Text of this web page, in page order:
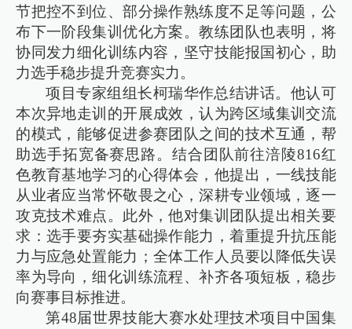
节把控不到位、部分操作熟练度不足等问题，公
布下一阶段集训优化方案。教练团队也表明，将
协同发力细化训练内容，坚守技能报国初心，助
力选手稳步提升竞赛实力。
项目专家组组长柯瑞华作总结讲话。他认可
本次异地走训的开展成效，认为跨区域集训交流
的模式，能够促进参赛团队之间的技术互通，帮
助选手拓宽备赛思路。结合团队前往涪陵816红
色教育基地学习的心得体会，他提出，一线技能
从业者应当常怀敬畏之心，深耕专业领域，逐一
攻克技术难点。此外，他对集训团队提出相关要
求：选手要夯实基础操作能力，着重提升抗压能
力与应急处置能力；全体工作人员要以降低失误
率为导向，细化训练流程、补齐各项短板，稳步
向赛事目标推进。
第48届世界技能大赛水处理技术项目中国集